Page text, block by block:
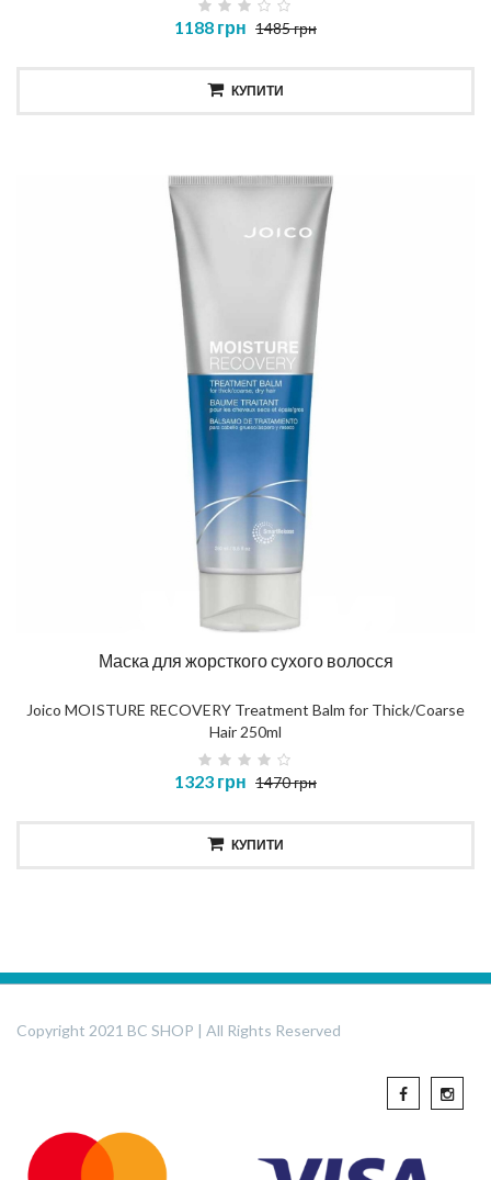
1188 грн 1485 грн
КУПИТИ
Маска для жорсткого сухого волосся
Joico MOISTURE RECOVERY Treatment Balm for Thick/Coarse
Hair 250ml
1323 грн 1470 грн
КУПИТИ
Copyright 2021 BC SHOP | All Rights Reserved